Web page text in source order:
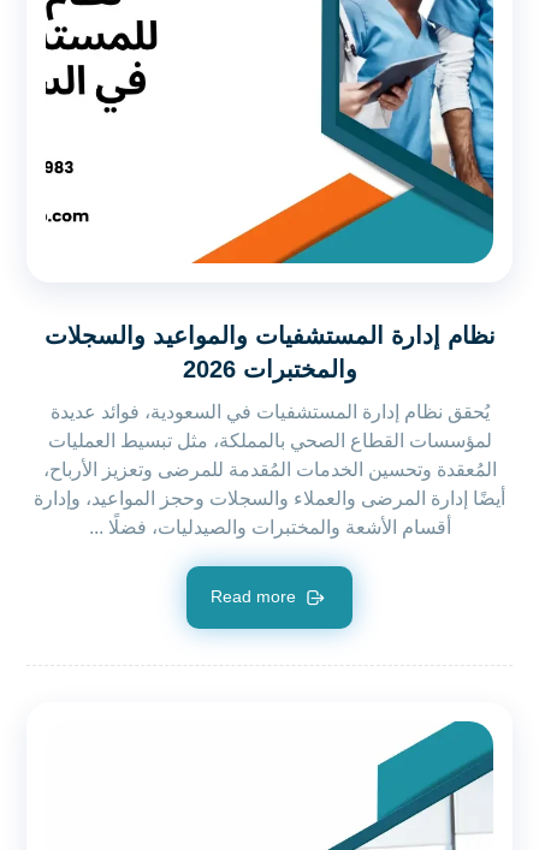
نظام إدارة المستشفيات والمواعيد والسجلات
والمختبرات 2026
يُحقق نظام إدارة المستشفيات في السعودية، فوائد عديدة
لمؤسسات القطاع الصحي بالمملكة، مثل تبسيط العمليات
المُعقدة وتحسين الخدمات المُقدمة للمرضى وتعزيز الأرباح،
أيضًا إدارة المرضى والعملاء والسجلات وحجز المواعيد، وإدارة
أقسام الأشعة والمختبرات والصيدليات، فضلًا ...
Read more